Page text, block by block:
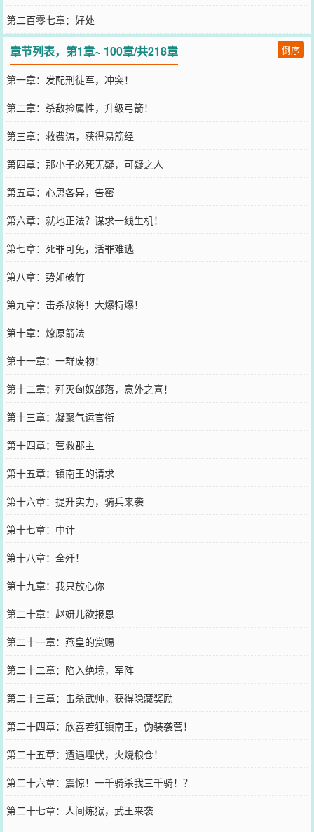
第二百零七章：好处
章节列表，第1章~ 100章/共218章 倒序
第一章：发配刑徒军，冲突！
第二章：杀敌捡属性，升级弓箭！
第三章：救费涛，获得易筋经
第四章：那小子必死无疑，可疑之人
第五章：心思各异，告密
第六章：就地正法？谋求一线生机！
第七章：死罪可免，活罪难逃
第八章：势如破竹
第九章：击杀敌将！大爆特爆！
第十章：燎原箭法
第十一章：一群废物！
第十二章：歼灭匈奴部落，意外之喜！
第十三章：凝聚气运官衔
第十四章：营救郡主
第十五章：镇南王的请求
第十六章：提升实力，骑兵来袭
第十七章：中计
第十八章：全歼！
第十九章：我只放心你
第二十章：赵妍儿欲报恩
第二十一章：燕皇的赏赐
第二十二章：陷入绝境，军阵
第二十三章：击杀武帅，获得隐藏奖励
第二十四章：欣喜若狂镇南王，伪装袭营！
第二十五章：遭遇埋伏，火烧粮仓！
第二十六章：震惊！一千骑杀我三千骑！？
第二十七章：人间炼狱，武王来袭